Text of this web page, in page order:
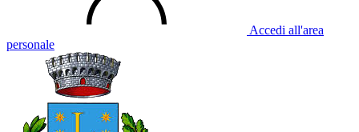
Accedi all'area
personale